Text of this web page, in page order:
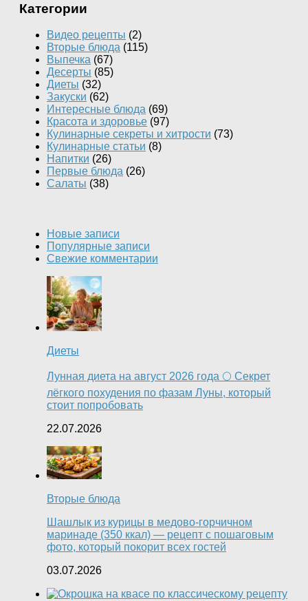
Категории
Видео рецепты (2)
Вторые блюда (115)
Выпечка (67)
Десерты (85)
Диеты (32)
Закуски (62)
Интересные блюда (69)
Красота и здоровье (97)
Кулинарные секреты и хитрости (73)
Кулинарные статьи (8)
Напитки (26)
Первые блюда (26)
Салаты (38)
Новые записи
Популярные записи
Свежие комментарии
Диеты
Лунная диета на август 2026 года 🌕 Секрет
лёгкого похудения по фазам Луны, который
стоит попробовать
22.07.2026
Вторые блюда
Шашлык из курицы в медово-горчичном
маринаде (350 ккал) — рецепт с пошаговым
фото, который покорит всех гостей
03.07.2026